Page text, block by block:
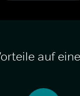
auf